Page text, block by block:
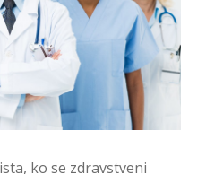
ko se zdravstveni